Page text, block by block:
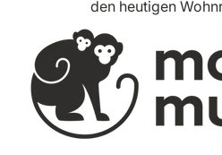
den heutigen